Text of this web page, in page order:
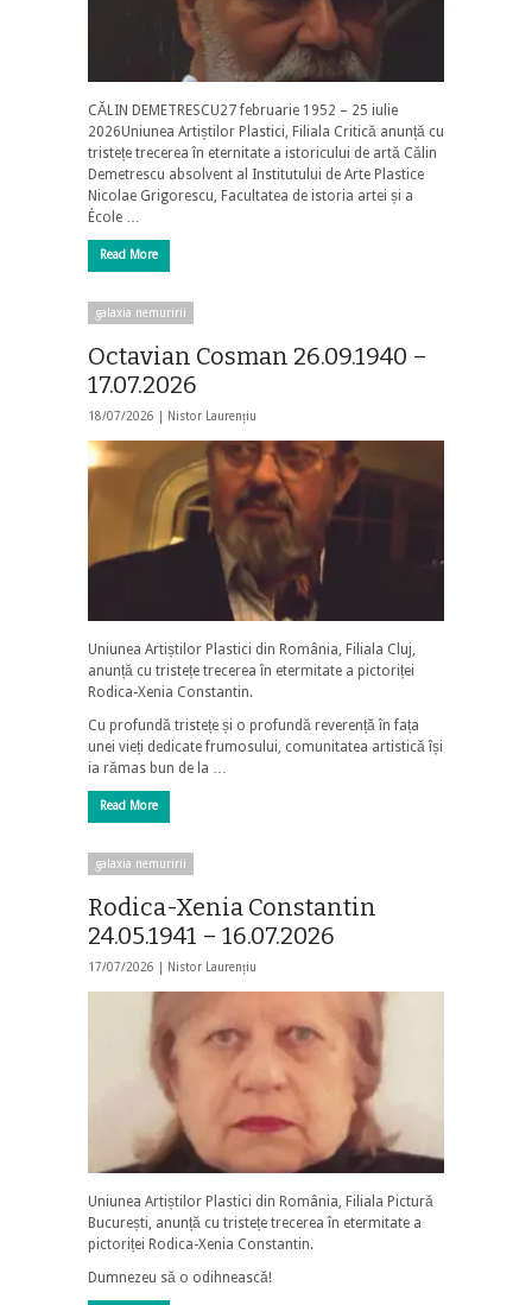
CĂLIN DEMETRESCU27 februarie 1952 – 25 iulie
2026Uniunea Artiștilor Plastici, Filiala Critică anunță cu
tristețe trecerea în eternitate a istoricului de artă Călin
Demetrescu absolvent al Institutului de Arte Plastice
Nicolae Grigorescu, Facultatea de istoria artei și a
École …
Read More
galaxia nemuririi
Octavian Cosman 26.09.1940 –
17.07.2026
18/07/2026 | Nistor Laurențiu
Uniunea Artiștilor Plastici din România, Filiala Cluj,
anunță cu tristețe trecerea în etermitate a pictoriței
Rodica-Xenia Constantin.
Cu profundă tristețe și o profundă reverență în fața
unei vieți dedicate frumosului, comunitatea artistică își
ia rămas bun de la …
Read More
galaxia nemuririi
Rodica-Xenia Constantin
24.05.1941 – 16.07.2026
17/07/2026 | Nistor Laurențiu
Uniunea Artiștilor Plastici din România, Filiala Pictură
București, anunță cu tristețe trecerea în etermitate a
pictoriței Rodica-Xenia Constantin.
Dumnezeu să o odihnească!